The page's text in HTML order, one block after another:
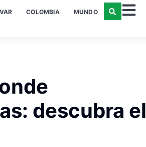
COLOMBIA MUNDO
descubra el